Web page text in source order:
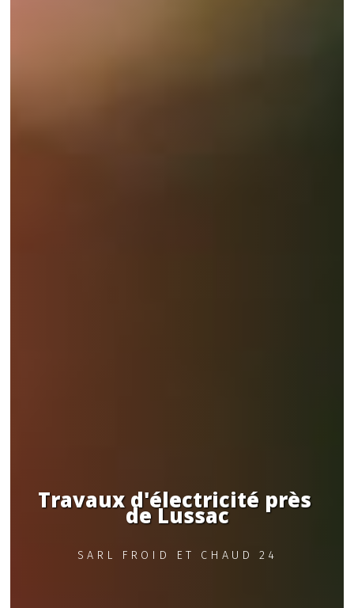
Travaux d'électricité près
de Lussac
SARL FROID ET CHAUD 24